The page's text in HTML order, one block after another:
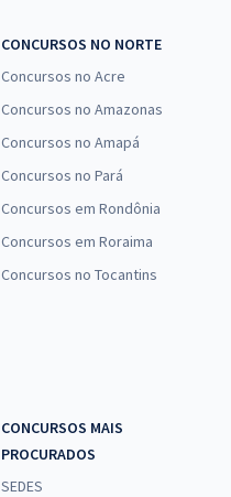
CONCURSOS NO NORTE
Concursos no Acre
Concursos no Amazonas
Concursos no Amapá
Concursos no Pará
Concursos em Rondônia
Concursos em Roraima
Concursos no Tocantins
CONCURSOS MAIS
PROCURADOS
SEDES